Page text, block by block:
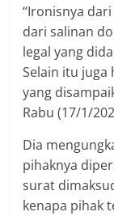
“Ironisnya
dari salinan
legal yang
Selain itu juga
yang
Rabu (17/1/
Dia
pihaknya
surat
kenapa pihak